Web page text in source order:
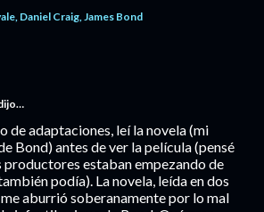
Daniel Craig James Bond
de adaptaciones, leí la novela (mi
Bond) antes de ver la película (pensé
productores estaban empezando de
podía). La novela, leída en dos
aburrió soberanamente por lo mal